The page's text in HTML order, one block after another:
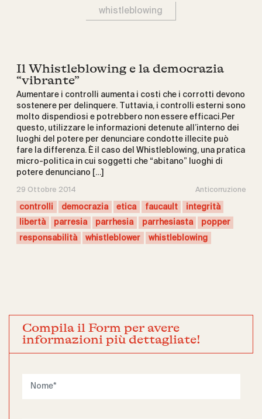
whistleblowing
Il Whistleblowing e la democrazia
“vibrante”
Aumentare i controlli aumenta i costi che i corrotti devono
sostenere per delinquere. Tuttavia, i controlli esterni sono
molto dispendiosi e potrebbero non essere efficaci.Per
questo, utilizzare le informazioni detenute all’interno dei
luoghi del potere per denunciare condotte illecite può
fare la differenza. È il caso del Whistleblowing, una pratica
micro-politica in cui soggetti che “abitano” luoghi di
potere denunciano […]
29 Ottobre 2014 Anticorruzione
controlli democrazia etica faucault
integrità
libertà
parresia parrhesia parrhesiasta
popper
responsabilità
whistleblower whistleblowing
Compila il Form per avere
informazioni più dettagliate!